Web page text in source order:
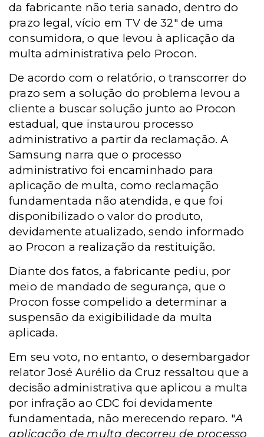
da fabricante não teria sanado, dentro do
prazo legal, vício em TV de 32" de uma
consumidora, o que levou à aplicação da
multa administrativa pelo Procon.
De acordo com o relatório, o transcorrer do
prazo sem a solução do problema levou a
cliente a buscar solução junto ao Procon
estadual, que instaurou processo
administrativo a partir da reclamação. A
Samsung narra que o processo
administrativo foi encaminhado para
aplicação de multa, como reclamação
fundamentada não atendida, e que foi
disponibilizado o valor do produto,
devidamente atualizado, sendo informado
ao Procon a realização da restituição.
Diante dos fatos, a fabricante pediu, por
meio de mandado de segurança, que o
Procon fosse compelido a determinar a
suspensão da exigibilidade da multa
aplicada.
Em seu voto, no entanto, o desembargador
relator José Aurélio da Cruz ressaltou que a
decisão administrativa que aplicou a multa
por infração ao CDC foi devidamente
fundamentada, não merecendo reparo. "A
aplicação de multa decorreu de processo